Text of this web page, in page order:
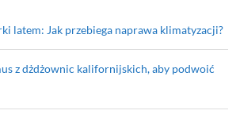
latem: Jak przebiega naprawa klimatyzacji?
z dżdżownic kalifornijskich, aby podwoić